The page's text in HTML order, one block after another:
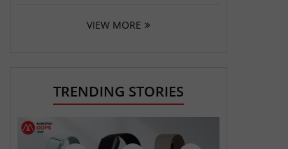
VIEW MORE
TRENDING STORIES